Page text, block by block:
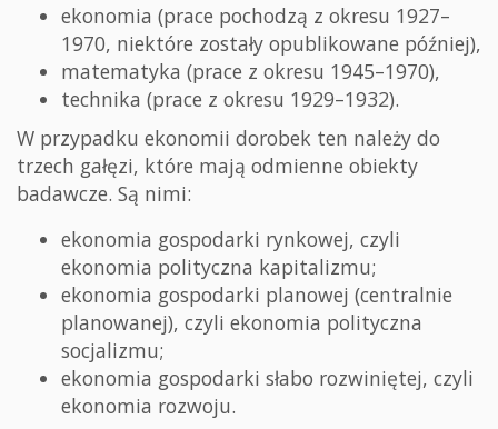
ekonomia (prace pochodzą z okresu 1927–
1970, niektóre zostały opublikowane później),
matematyka (prace z okresu 1945–1970),
technika (prace z okresu 1929–1932).
W przypadku ekonomii dorobek ten należy do
trzech gałęzi, które mają odmienne obiekty
badawcze. Są nimi:
ekonomia gospodarki rynkowej, czyli
ekonomia polityczna kapitalizmu;
ekonomia gospodarki planowej (centralnie
planowanej), czyli ekonomia polityczna
socjalizmu;
ekonomia gospodarki słabo rozwiniętej, czyli
ekonomia rozwoju.